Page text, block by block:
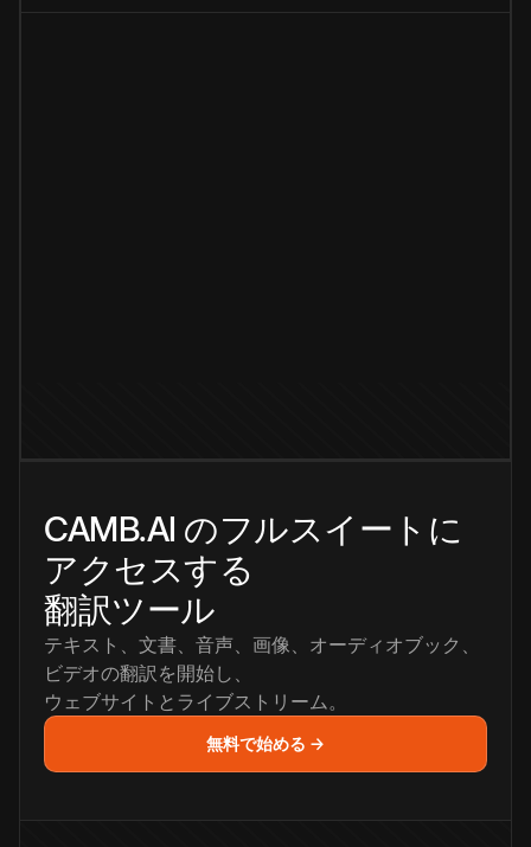
CAMB.AI のフルスイートに
アクセスする
翻訳ツール
テキスト、文書、音声、画像、オーディオブック、
ビデオの翻訳を開始し、
ウェブサイトとライブストリーム。
無料で始める →